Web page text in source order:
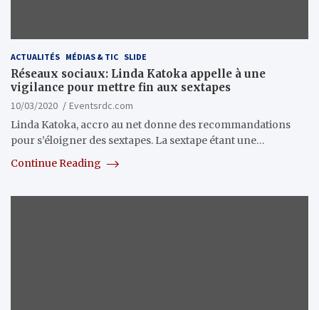
ACTUALITÉS MÉDIAS & TIC SLIDE
Réseaux sociaux: Linda Katoka appelle à une
vigilance pour mettre fin aux sextapes
10/03/2020
Eventsrdc.com
Linda Katoka, accro au net donne des recommandations
pour s’éloigner des sextapes. La sextape étant une…
Continue Reading